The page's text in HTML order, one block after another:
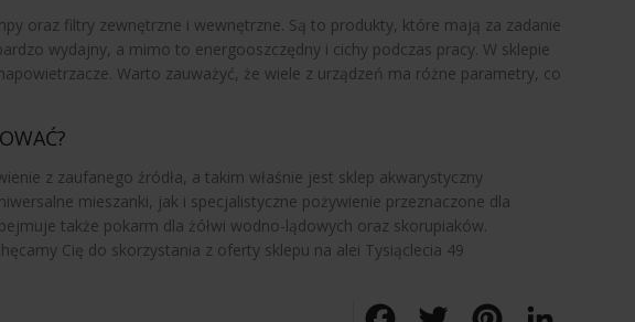
oraz filtry zewnętrzne i wewnętrzne. Są to produkty, które mają za zadanie
wydajny, a mimo to energooszczędny i cichy podczas pracy. W sklepie
Warto zauważyć, że wiele z urządzeń ma różne parametry, co
z zaufanego źródła, a takim właśnie jest sklep akwarystyczny
mieszanki, jak i specjalistyczne pożywienie przeznaczone dla
także pokarm dla żółwi wodno-lądowych oraz skorupiaków.
Cię do skorzystania z oferty sklepu na alei Tysiąclecia 49
FacebookTwitter Pinterest